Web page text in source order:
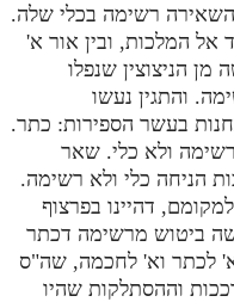
רשימה בכלי שלה.
אל המלכות, ובין אור א'
מן הניצוצין שנפלו
והתגין נעשו
בעשר הספירות: כתר.
ולא כלי. שאר
הניחה כלי ולא רשימה.
דהיינו בפרצוף
ביטוש מרשימה דכתר
א' לכתר וא' לחכמה, שה"ס
וההסתלקות שהיו